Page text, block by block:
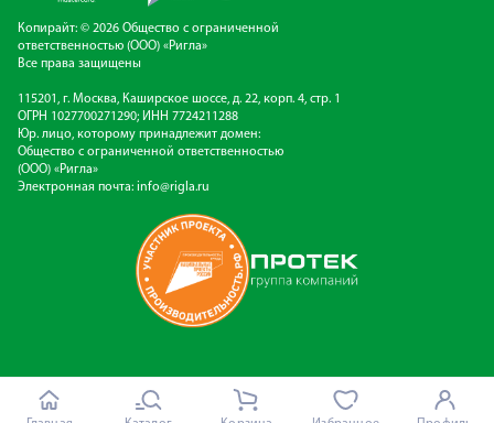
Копирайт: © 2026 Общество с ограниченной
ответственностью (ООО) «Ригла»
Все права защищены
115201, г. Москва, Каширское шоссе, д. 22, корп. 4, стр. 1
ОГРН 1027700271290; ИНН 7724211288
Юр. лицо, которому принадлежит домен:
Общество с ограниченной ответственностью
(ООО) «Ригла»
Электронная почта: info@rigla.ru